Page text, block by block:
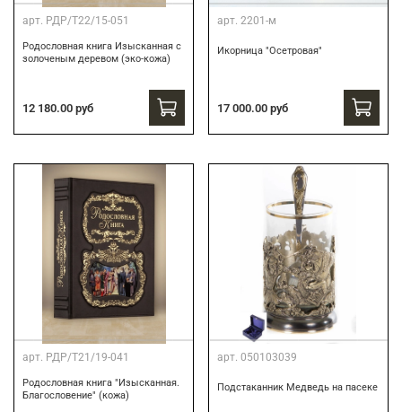
арт. РДР/Т22/15-051
Родословная книга Изысканная с
золоченым деревом (эко-кожа)
12 180.00 руб
арт. 2201-м
Икорница "Осетровая"
17 000.00 руб
арт. РДР/Т21/19-041
Родословная книга "Изысканная.
Благословение" (кожа)
арт. 050103039
Подстаканник Медведь на пасеке